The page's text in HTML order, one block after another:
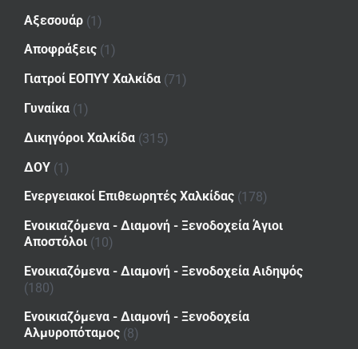
Αξεσουάρ (1)
Αποφράξεις (1)
Γιατροί ΕΟΠΥΥ Χαλκίδα (71)
Γυναίκα (1)
Δικηγόροι Χαλκίδα (315)
ΔΟΥ (1)
Ενεργειακοί Επιθεωρητές Χαλκίδας (178)
Ενοικιαζόμενα - Διαμονή - Ξενοδοχεία Άγιοι
Αποστόλοι (10)
Ενοικιαζόμενα - Διαμονή - Ξενοδοχεία Αιδηψός
(180)
Ενοικιαζόμενα - Διαμονή - Ξενοδοχεία
Αλμυροπόταμος (8)